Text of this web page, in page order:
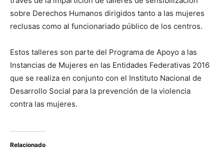
sobre Derechos Humanos dirigidos tanto a las mujeres
reclusas como al funcionariado público de los centros.
Estos talleres son parte del Programa de Apoyo a las
Instancias de Mujeres en las Entidades Federativas 2016
que se realiza en conjunto con el Instituto Nacional de
Desarrollo Social para la prevención de la violencia
contra las mujeres.
Relacionado